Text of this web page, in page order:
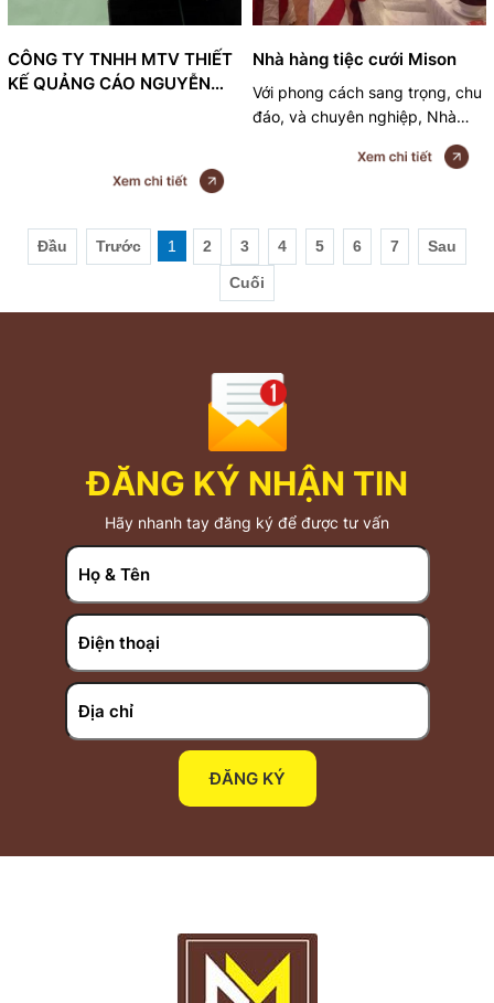
CÔNG TY TNHH MTV THIẾT
KẾ QUẢNG CÁO NGUYỄN
Nhà hàng tiệc cưới Mison
Với phong cách sang trọng, chu
đáo, và chuyên nghiệp, Nhà
Hàng Tiệc Cưới Hội Nghị Misol
là nơi lý tưởng tổ chức TIỆC
nhận TỔ CHỨC VÀ NẤU TIỆC
TẠI NHÀ RIÊNG, CƠ QUAN,
Đầu Trước 1 2 3 4 5 6 7 Sau
Cuối
ĐĂNG KÝ NHẬN TIN
Hãy nhanh tay đăng ký để được tư vấn
ĐĂNG KÝ